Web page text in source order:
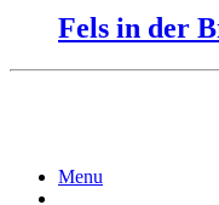
Fels in der
Menu